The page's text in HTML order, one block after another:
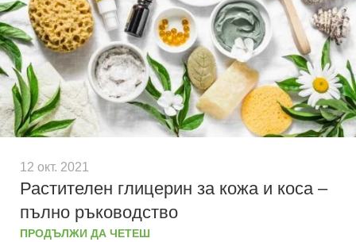
12 окт. 2021
Растителен глицерин за кожа и коса –
пълно ръководство
ПРОДЪЛЖИ ДА ЧЕТЕШ